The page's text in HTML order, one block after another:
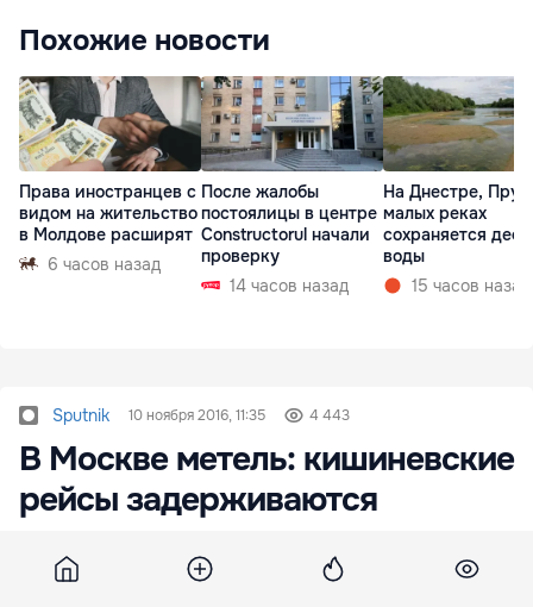
Похожие новости
Права иностранцев с
видом на жительство
в Молдове расширят
6 часов назад
После жалобы
постоялицы в центре
Constructorul начали
проверку
14 часов назад
На Днестре,
малых реках
сохраняется
воды
15 часов назад
Sputnik 10 ноября 2016, 11:35 4 443
В Москве метель: кишиневские
рейсы задерживаются
Три кишиневских рейса задерживаются в
четверг из-за метели в Москве. Росавиация